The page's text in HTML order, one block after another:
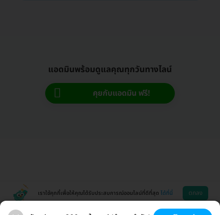
แอดมินพร้อมดูแลคุณทุกวันทางไลน์
คุยกับแอดมิน ฟรี!
เราใช้คุกกี้เพื่อให้คุณได้รับประสบการณ์ออนไลน์ที่ดีที่สุด ได้ที่นี่ ตกลง